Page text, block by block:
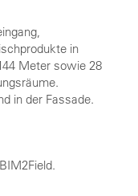
in
Meter sowie 28
in der Fassade.